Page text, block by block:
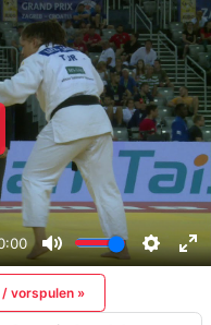
vorspulen »